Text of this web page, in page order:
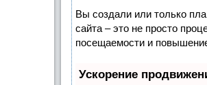
Вы создали или только
сайта – это не просто
посещаемости и
Ускорение